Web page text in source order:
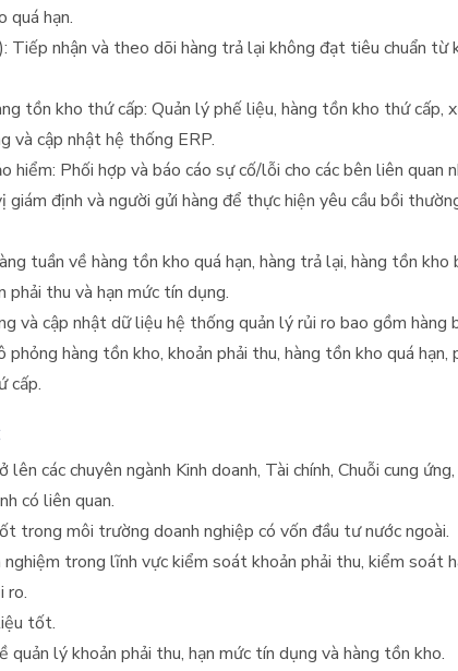
quá hạn.
Tiếp nhận và theo dõi hàng trả lại không đạt tiêu chuẩn từ
tồn kho thứ cấp: Quản lý phế liệu, hàng tồn kho thứ cấp,
và cập nhật hệ thống ERP.
hiểm: Phối hợp và báo cáo sự cố/lỗi cho các bên liên quan
giám định và người gửi hàng để thực hiện yêu cầu bồi
tuần về hàng tồn kho quá hạn, hàng trả lại, hàng tồn kho
phải thu và hạn mức tín dụng.
và cập nhật dữ liệu hệ thống quản lý rủi ro bao gồm hàng
phỏng hàng tồn kho, khoản phải thu, hàng tồn kho quá hạn,
cấp.
các chuyên ngành Kinh doanh, Tài chính, Chuỗi cung
có liên quan.
trong môi trường doanh nghiệp có vốn đầu tư nước ngoài.
trong lĩnh vực kiểm soát khoản phải thu, kiểm soát
ro.
tốt.
quản lý khoản phải thu, hạn mức tín dụng và hàng tồn kho.